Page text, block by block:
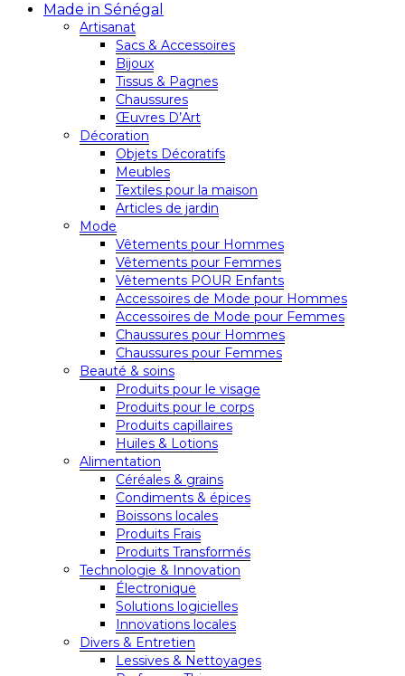
Made in Sénégal
Artisanat
Sacs & Accessoires
Bijoux
Tissus & Pagnes
Chaussures
Œuvres D’Art
Décoration
Objets Décoratifs
Meubles
Textiles pour la maison
Articles de jardin
Mode
Vêtements pour Hommes
Vêtements pour Femmes
Vêtements POUR Enfants
Accessoires de Mode pour Hommes
Accessoires de Mode pour Femmes
Chaussures pour Hommes
Chaussures pour Femmes
Beauté & soins
Produits pour le visage
Produits pour le corps
Produits capillaires
Huiles & Lotions
Alimentation
Céréales & grains
Condiments & épices
Boissons locales
Produits Frais
Produits Transformés
Technologie & Innovation
Électronique
Solutions logicielles
Innovations locales
Divers & Entretien
Lessives & Nettoyages